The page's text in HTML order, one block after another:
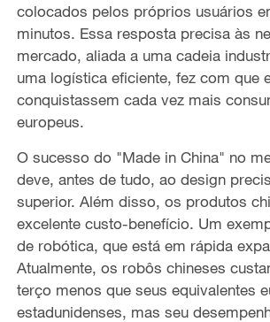
colocados pelos próprios usuários
minutos. Essa resposta precisa às
mercado, aliada a uma cadeia
uma logística eficiente, fez com que
conquistassem cada vez mais
europeus.
O sucesso do "Made in China" no
deve, antes de tudo, ao design
superior. Além disso, os produtos
excelente custo-benefício. Um
de robótica, que está em rápida
Atualmente, os robôs chineses
terço menos que seus equivalentes
estadunidenses, mas seu